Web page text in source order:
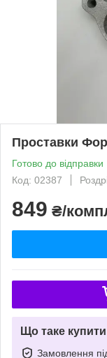
Проставки
Готово до відправки
Код: 02387
849 ₴/
Що таке
Замовлення